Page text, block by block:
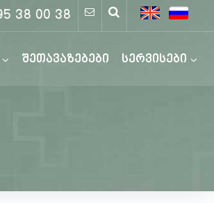
38 00 38
შეთავაზებები სერვისები